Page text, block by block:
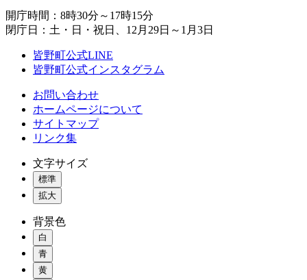
開庁時間：8時30分～17時15分
閉庁日：土・日・祝日、12月29日～1月3日
皆野町公式LINE
皆野町公式インスタグラム
お問い合わせ
ホームページについて
サイトマップ
リンク集
文字サイズ
標準
拡大
背景色
白
青
黄